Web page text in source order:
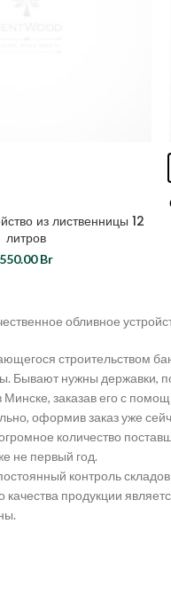
из лиственницы 12
литров
550.00Br
обливное
строительством
Бывают нужны державки,
Минске, заказав его с
оформив заказ уже
количество
не первый год.
контроль складов
качества продукции